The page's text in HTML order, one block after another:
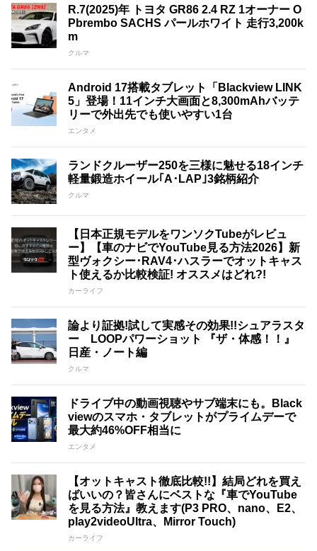
R.7(2025)年 トヨタ GR86 2.4 RZ 1オーナー O
Pbrembo SACHS パールホワイト 走行3,200k
m
クルマ
Android 17搭載タブレット「Blackview LINK
5」登場！11インチ大画面と8,300mAhバッテ
リーで外出先でも使いやすい1台
エンタメ
ランドクルーザー250を三様に魅せる18インチ
軽量鍛造ホイール｢A･LAP｣3銘柄紹介
クルマ
【日本正規モデルをワンソクTubeがレビュ
ー】【車のナビでYouTube見る方法2026】新
型ヴォクシー･RAV4･ハスラーでオットキャス
ト使えるか比較検証! オススメはどれ?!
カーライフ
論より証拠!試して実感その効果!!シュアラスタ
ー LOOPパワーショット 『ザ・体感！！』
日産・ノート編
クルマ
ドライブ中の動画視聴やサブ端末にも。Black
viewのスマホ・タブレットがプライムデーで
最大約46%OFF相当に
エンタメ
【オットキャスト徹底比較!!】結局どれを買え
ばいいの？皆さんにベストな『車でYouTube
を見る方法』教えます(P3 PRO、nano、E2、
play2videoUltra、Mirror Touch)
カーライフ